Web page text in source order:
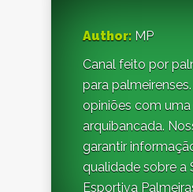
Author: MP
Canal feito por
para
opiniões com
arquibancada.
garantir
qualidade sobre a
Esportiva